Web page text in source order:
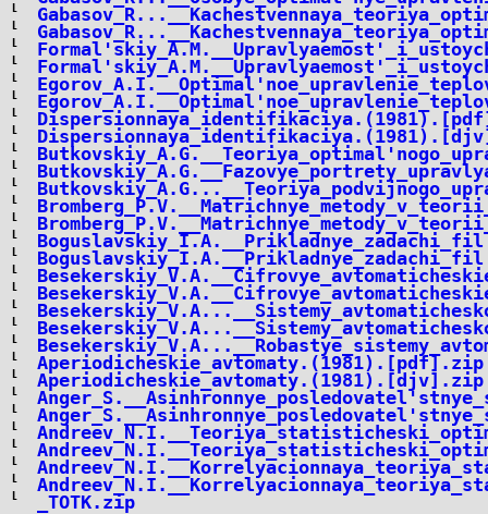
Aperiodicheskie_avtomaty.(1981).[pdf].zip
Aperiodicheskie_avtomaty.(1981).[djv].zip
_TOTK.zip